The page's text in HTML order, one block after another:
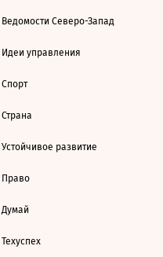
Ведомости Северо-Запад
Идеи управления
Спорт
Страна
Устойчивое развитие
Право
Думай
Техуспех